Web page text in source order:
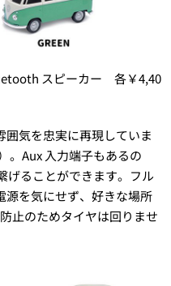
スピーカー 各￥4,40
気を忠実に再現していま
。Aux 入力端子もあるの
ることができます。フル
源を気にせず、好きな場所
止のためタイヤは回りませ